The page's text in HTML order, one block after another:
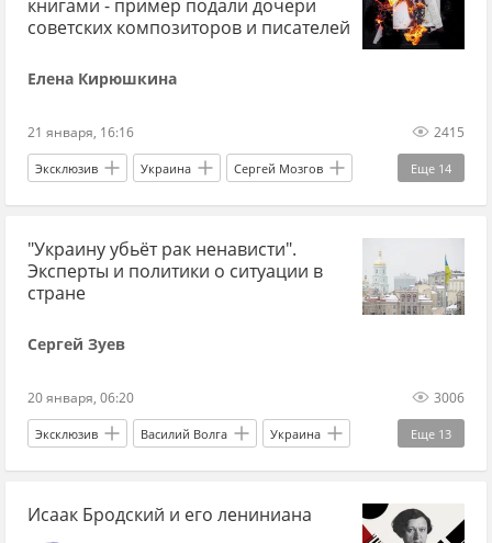
культура русская культура
книгами - пример подали дочери
советских композиторов и писателей
Елена Кирюшкина
21 января, 16:16 2415
Еще 14
Эксклюзив Украина Сергей Мозгов
Кремль Россия Тина Кароль КПУ
ВВС Федор Достоевский
Вооруженные силы Украины Петр Порошенко*
Украина.ру
"Украину убьёт рак ненависти".
Эксперты и политики о ситуации в
стране
Сергей Зуев
20 января, 06:20 3006
Еще 13
Эксклюзив Василий Волга Украина
ЕС НАБУ Верховная Рада
Дональд Трамп Россия Запад
Исаак Бродский и его лениниана